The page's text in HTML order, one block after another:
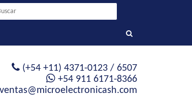
(+54 +11) 4371-0123 / 6507
+54 911 6171-8366
ventas@microelectronicash.com